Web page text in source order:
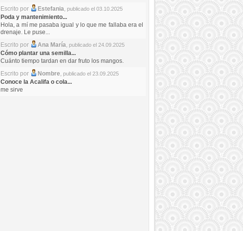
Escrito por
Estefania, publicado el 03.10.2025
Poda y mantenimiento...
Hola, a mí me pasaba igual y lo que me fallaba era el
drenaje. Le puse...
Escrito por
Ana María, publicado el 24.09.2025
Cómo plantar una semilla...
Cuánto tiempo tardan en dar fruto los mangos.
Escrito por
Nombre, publicado el 23.09.2025
Conoce la Acalifa o cola...
me sirve